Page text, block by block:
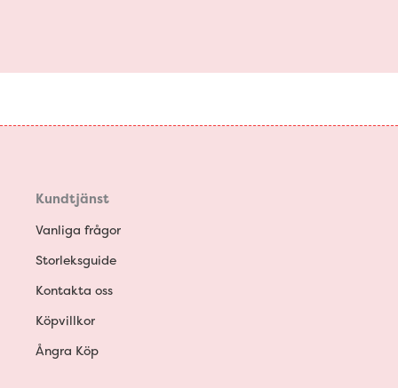
Kundtjänst
Vanliga frågor
Storleksguide
Kontakta oss
Köpvillkor
Ångra Köp